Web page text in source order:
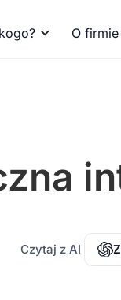
O firmie
Czytaj z AI